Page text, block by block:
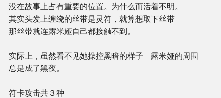
没在故事上占有重要的位置。为什么而活着不明。
其实头发上缠绕的丝带是灵符，就算想取下丝带
那丝带就连露米娅自己都接触不到。
实际上，虽然看不见她操控黑暗的样子，露米娅的周围
总是成了黑夜。
符卡攻击共３种